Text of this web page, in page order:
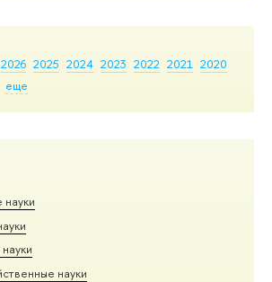
2026 2025 2024 2023 2022 2021 2020
еще
науки
науки